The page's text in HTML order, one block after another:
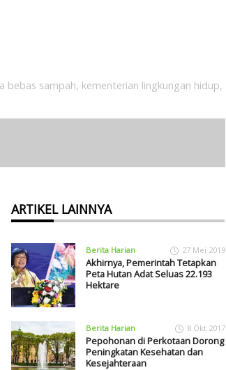
bebas sampah, kementerian lingkungan hidup,
ARTIKEL LAINNYA
Berita Harian 27 Mei 2019
Akhirnya, Pemerintah Tetapkan
Peta Hutan Adat Seluas 22.193
Hektare
Berita Harian 8 Okt 2017
Pepohonan di Perkotaan Dorong
Peningkatan Kesehatan dan
Kesejahteraan